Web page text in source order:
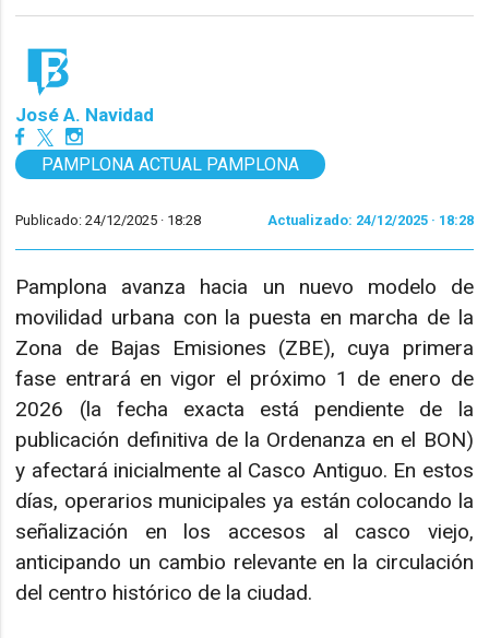
José A. Navidad
PAMPLONA ACTUAL PAMPLONA
Publicado: 24/12/2025 · 18:28 Actualizado: 24/12/2025 · 18:28
Pamplona avanza hacia un nuevo modelo de
movilidad urbana con la puesta en marcha de la
Zona de Bajas Emisiones (ZBE), cuya primera
fase entrará en vigor el próximo 1 de enero de
2026 (la fecha exacta está pendiente de la
publicación definitiva de la Ordenanza en el BON)
y afectará inicialmente al Casco Antiguo. En estos
días, operarios municipales ya están colocando la
señalización en los accesos al casco viejo,
anticipando un cambio relevante en la circulación
del centro histórico de la ciudad.